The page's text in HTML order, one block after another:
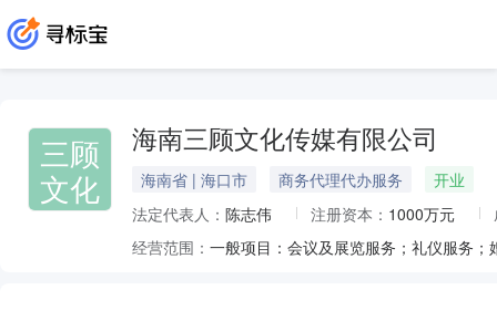
三顾
文化
海南三顾文化传媒有限公司
海南省 | 海口市 商务代理代办服务
开业
法定代表人： 陈志伟 注册资本： 1000万元
经营范围：